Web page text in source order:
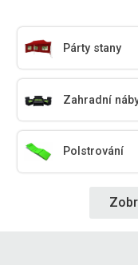
Párty stany
Zahradní
Polstrování